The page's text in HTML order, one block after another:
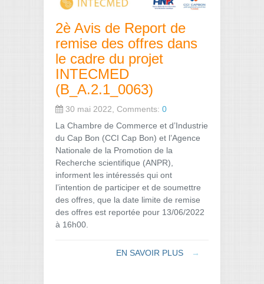
2è Avis de Report de
remise des offres dans
le cadre du projet
INTECMED
(B_A.2.1_0063)
30 mai 2022, Comments: 0
La Chambre de Commerce et d’Industrie
du Cap Bon (CCI Cap Bon) et l’Agence
Nationale de la Promotion de la
Recherche scientifique (ANPR),
informent les intéressés qui ont
l’intention de participer et de soumettre
des offres, que la date limite de remise
des offres est reportée pour 13/06/2022
à 16h00.
EN SAVOIR PLUS →